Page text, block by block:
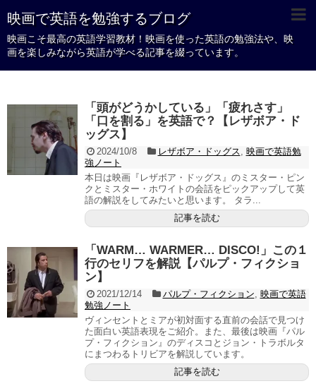
映画で英語を勉強するブログ
映画こそ最高の英語学習教材！映画を使った英語の勉強法や、映
画を楽しみながら英語が学べる記事を綴っています。
「頭がどうかしている」「疲れさす」
「口を割る」を英語で？【レザボア・ド
ッグス】
2024/10/8 レザボア・ドッグス, 映画で英語勉
強ノート
本日は映画『レザボア・ドッグス』のミスター・ピン
クとミスター・ホワイトの会話をピックアップして英
語の解説をしてみたいと思います。 タラ...
記事を読む
「WARM… WARMER… DISCO!」この１
行のセリフを解説【パルプ・フィクショ
ン】
2021/12/14 パルプ・フィクション, 映画で英語
勉強ノート
ヴィンセントとミアが初対面する直前の会話で見つけ
た面白い英語表現をご紹介。また、最後は映画『パル
プ・フィクション』のディスコとジョン・トラボルタ
にまつわるトリビアを解説しています。
記事を読む